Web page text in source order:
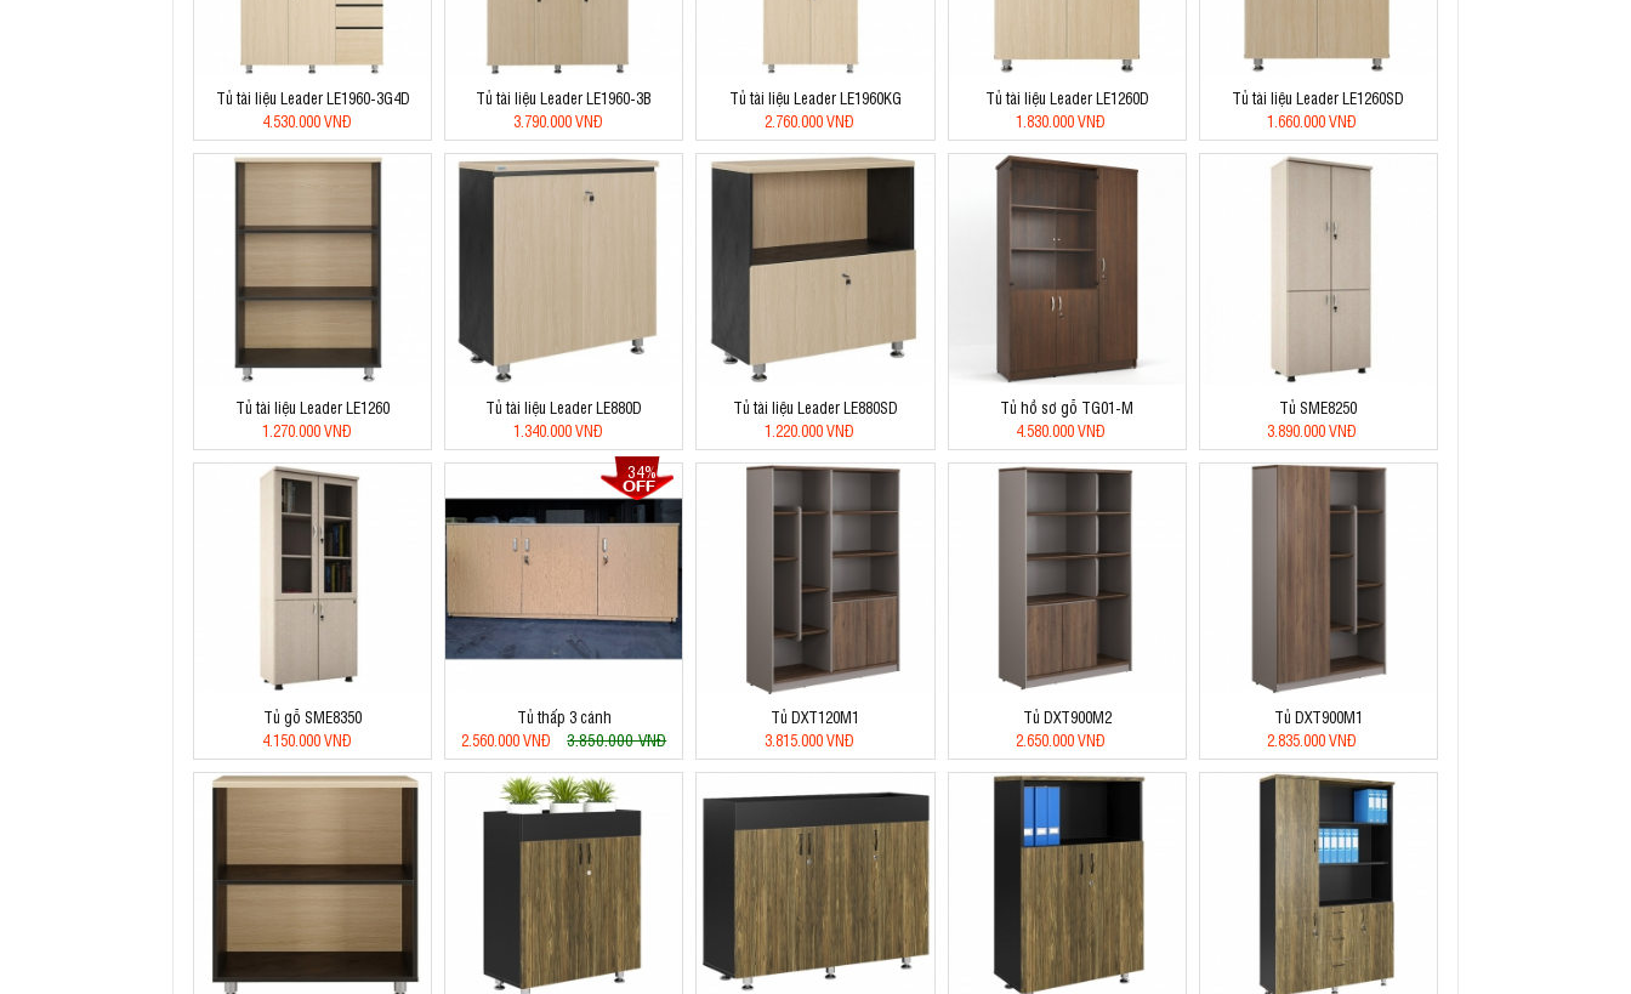
Tủ tài liệu Leader LE1960-3G4D
4.530.000 VNĐ
Tủ tài liệu Leader LE1960-3B
3.790.000 VNĐ
Tủ tài liệu Leader LE1960KG
2.760.000 VNĐ
Tủ tài liệu Leader LE1260D
1.830.000 VNĐ
Tủ tài liệu Leader LE1260SD
1.660.000 VNĐ
Tủ tài liệu Leader LE1260
1.270.000 VNĐ
Tủ tài liệu Leader LE880D
1.340.000 VNĐ
Tủ tài liệu Leader LE880SD
1.220.000 VNĐ
Tủ hồ sơ gỗ TG01-M
4.580.000 VNĐ
Tủ SME8250
3.890.000 VNĐ
Tủ gỗ SME8350
4.150.000 VNĐ
34%
Tủ thấp 3 cánh
2.560.000 VNĐ
3.850.000 VNĐ
Tủ DXT120M1
3.815.000 VNĐ
Tủ DXT900M2
2.650.000 VNĐ
Tủ DXT900M1
2.835.000 VNĐ